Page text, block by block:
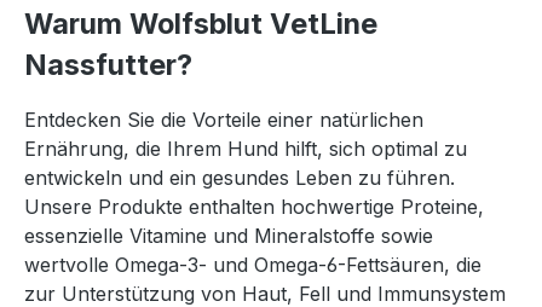
Warum Wolfsblut VetLine
Nassfutter?
Entdecken Sie die Vorteile einer natürlichen
Ernährung, die Ihrem Hund hilft, sich optimal zu
entwickeln und ein gesundes Leben zu führen.
Unsere Produkte enthalten hochwertige Proteine,
essenzielle Vitamine und Mineralstoffe sowie
wertvolle Omega-3- und Omega-6-Fettsäuren, die
zur Unterstützung von Haut, Fell und Immunsystem